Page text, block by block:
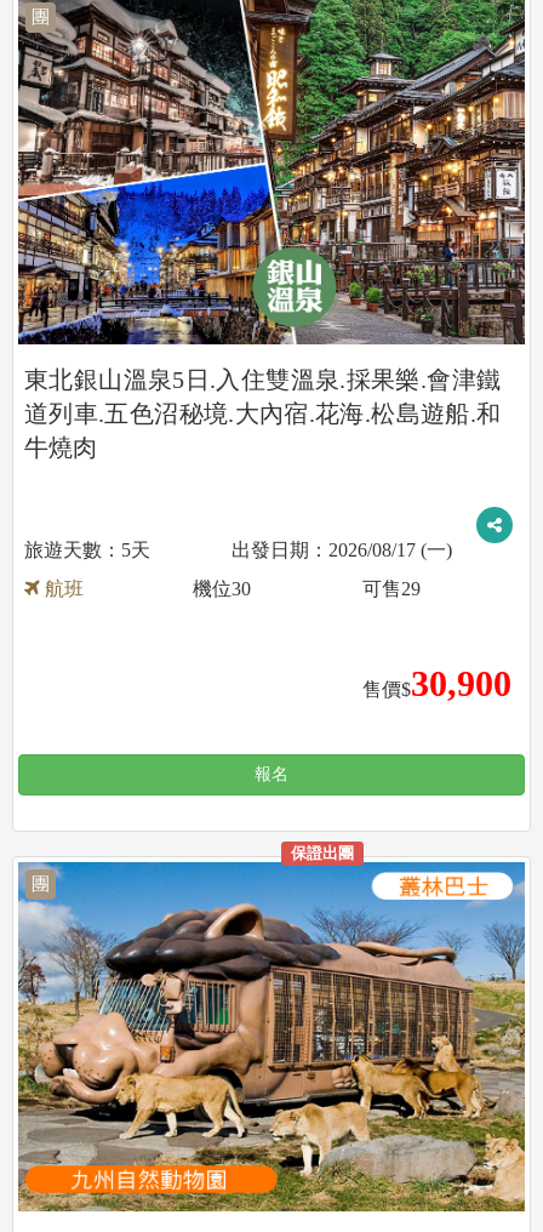
團
東北銀山溫泉5日.入住雙溫泉.採果樂.會津鐵
道列車.五色沼秘境.大內宿.花海.松島遊船.和
牛燒肉
5天
2026/08/17 (一)
航班
售價$30,900
機位30 可售29
報名
團
保證出團